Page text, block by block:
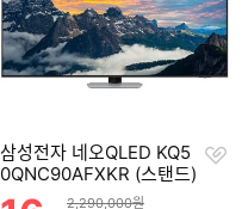
삼성전자 네오QLED KQ5
0QNC90AFXKR (스탠드)
할인률
상품금액
2,290,000원
찜